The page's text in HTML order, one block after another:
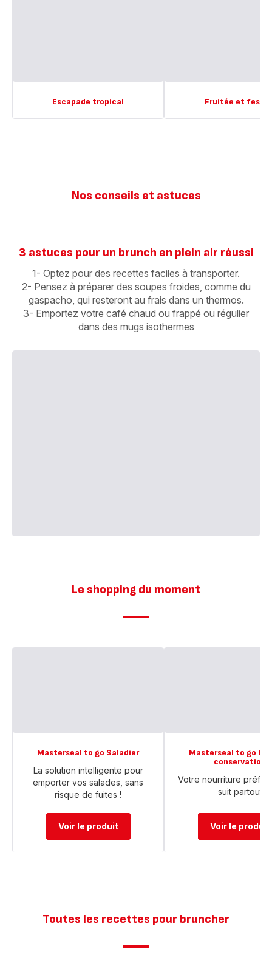
Escapade tropical Fruitée et
Nos conseils et astuces
3 astuces pour un brunch en plein air réussi
1- Optez pour des recettes faciles à transporter.
2- Pensez à préparer des soupes froides, comme du
gaspacho, qui resteront au frais dans un thermos.
3- Emportez votre café chaud ou frappé ou régulier
dans des mugs isothermes
Le shopping du moment
Masterseal to go Saladier
La solution intelligente pour
emporter vos salades, sans
risque de fuites !
Voir le produit
Masterseal to go
conservation
Votre nourriture
suit partout
Voir le produit
Toutes les recettes pour bruncher